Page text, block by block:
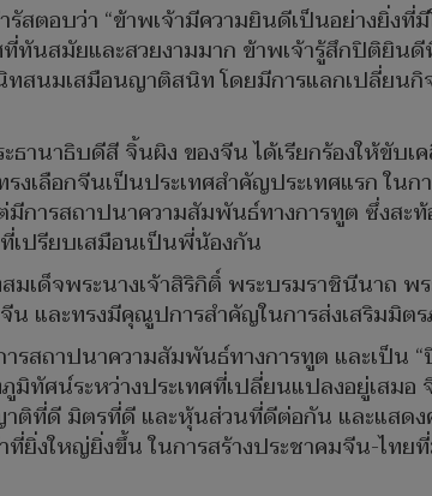
สตอบว่า “ข้าพเจ้ามีความยินดีเป็นอย่างยิ่งที่
ทันสมัยและสวยงามมาก ข้าพเจ้ารู้สึกปิติยิน
สนมเสมือนญาติสนิท โดยมีการแลกเปลี่ยนกิ
านาธิบดีสี จิ้นผิง ของจีน ได้เรียกร้องให้ขับ
ลือกจีนเป็นประเทศสำคัญประเทศแรก ในก
การสถาปนาความสัมพันธ์ทางการทูต ซึ่งสะ
เปรียบเสมือนเป็นพี่น้องกัน
มเด็จพระนางเจ้าสิริกิติ์ พระบรมราชินีนาถ
และทรงมีคุณูปการสำคัญในการส่งเสริมมิตร
รสถาปนาความสัมพันธ์ทางการทูต และเป็น
มิทัศน์ระหว่างประเทศที่เปลี่ยนแปลงอยู่เสม
ติที่ดี มิตรที่ดี และหุ้นส่วนที่ดีต่อกัน และแสด
ยิ่งใหญ่ยิ่งขึ้น ในการสร้างประชาคมจีน-ไท